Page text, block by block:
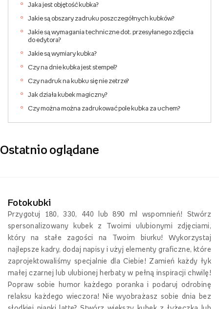
Jaka jest objętość kubka?
Jakie są obszary zadruku poszczegółnych kubków?
Jakie są wymagania techniczne dot. przesyłanego zdjęcia
do edytora?
Jakie są wymiary kubka?
Czy na dnie kubka jest stempel?
Czy nadruk na kubku się nie zetrze?
Jak działa kubek magiczny?
Czy można można zadrukować pole kubka za uchem?
Ostatnio oglądane
Fotokubki
Przygotuj 180, 330, 440 lub 890 ml wspomnień! Stwórz
spersonalizowany kubek z Twoimi ulubionymi zdjęciami,
który na stałe zagości na Twoim biurku! Wykorzystaj
najlepsze kadry, dodaj napisy i użyj elementy graficzne, które
zaprojektowaliśmy specjalnie dla Ciebie! Zamień każdy łyk
małej czarnej lub ulubionej herbaty w pełną inspiracji chwilę!
Popraw sobie humor każdego poranka i podaruj odrobinę